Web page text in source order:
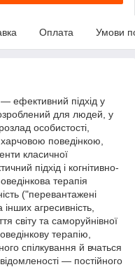
Оплата Умови
— ефективний підхід у
для людей, у
особистості,
поведінкою,
класичної
підхід і когнітивно-
терапія
("перевантажені
агресивність,
світу та саморуйнівної
терапію,
спілкування й вчаться
— постійного